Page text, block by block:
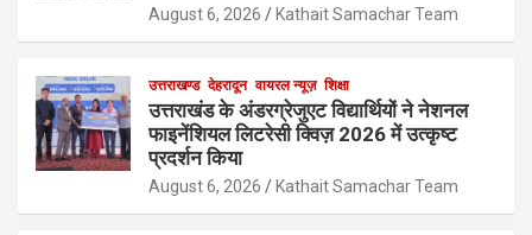
August 6, 2026 Kathait Samachar Team
उत्तराखण्ड देहरादून वायरल न्यूज़ शिक्षा
उत्तराखंड के अंडरग्रेजुएट विद्यार्थियों ने नेशनल
फाइनेंशियल लिटरेसी क्विज़ 2026 में उत्कृष्ट
प्रदर्शन किया
August 6, 2026 Kathait Samachar Team